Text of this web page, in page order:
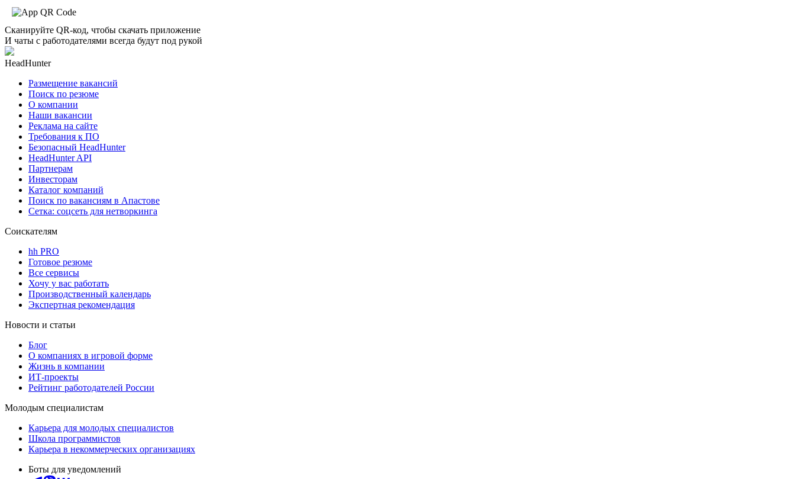
Сканируйте QR-код, чтобы скачать приложение
И чаты с работодателями всегда будут под рукой
HeadHunter
Размещение вакансий
Поиск по резюме
О компании
Наши вакансии
Реклама на сайте
Требования к ПО
Безопасный HeadHunter
HeadHunter API
Партнерам
Инвесторам
Каталог компаний
Поиск по вакансиям в Апастове
Сетка: соцсеть для нетворкинга
Соискателям
hh PRO
Готовое резюме
Все сервисы
Хочу у вас работать
Производственный календарь
Экспертная рекомендация
Новости и статьи
Блог
О компаниях в игровой форме
Жизнь в компании
ИТ-проекты
Рейтинг работодателей России
Молодым специалистам
Карьера для молодых специалистов
Школа программистов
Карьера в некоммерческих организациях
Боты для уведомлений